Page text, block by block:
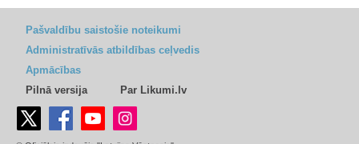
Pašvaldību saistošie noteikumi
Administratīvās atbildības ceļvedis
Apmācības
Pilnā versija
Par Likumi.lv